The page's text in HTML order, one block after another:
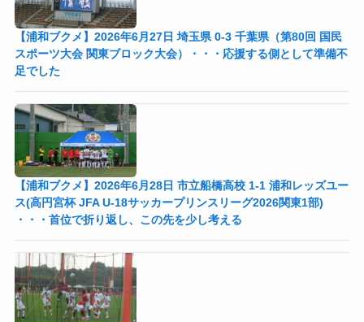
【浦和ブクメ】2026年6月27日 埼玉県 0-3 千葉県（第80回 国民
スポーツ大会 関東ブロック大会）・・・応援する側として準備不
足でした
【浦和ブクメ】2026年6月28日 市立船橋高校 1-1 浦和レッズユー
ス(高円宮杯 JFA U-18サッカープリンスリーグ2026関東1部)
・・・首位で折り返し、この先を少し考える